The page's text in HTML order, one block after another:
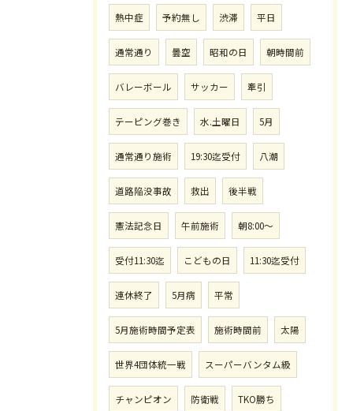
熱中症 予約無し 渋滞 平日
通常通り 曇空 昭和の日 朝時間前
バレーボール サッカー 牽引
テーピング巻き 水.土曜日 5月
通常通り施術 19:30迄受付 八潮
道路陥没事故 救出 後半戦
憲法記念日 午前施術 朝8:00〜
受付11:30迄 こどもの日 11:30迄受付
連休終了 5月病 平常
5月施術時間予定表 施術時間前 太陽
世界4団体統一戦 スーパーバンタム級
チャンピオン 防衛戦 TKO勝ち